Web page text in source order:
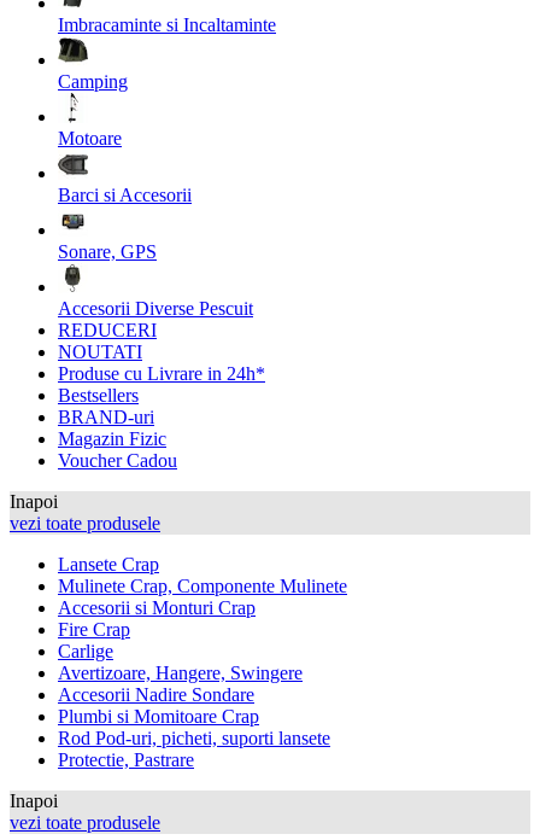
Imbracaminte si Incaltaminte
Camping
Motoare
Barci si Accesorii
Sonare, GPS
Accesorii Diverse Pescuit
REDUCERI
NOUTATI
Produse cu Livrare in 24h*
Bestsellers
BRAND-uri
Magazin Fizic
Voucher Cadou
Inapoi
vezi toate produsele
Lansete Crap
Mulinete Crap, Componente Mulinete
Accesorii si Monturi Crap
Fire Crap
Carlige
Avertizoare, Hangere, Swingere
Accesorii Nadire Sondare
Plumbi si Momitoare Crap
Rod Pod-uri, picheti, suporti lansete
Protectie, Pastrare
Inapoi
vezi toate produsele